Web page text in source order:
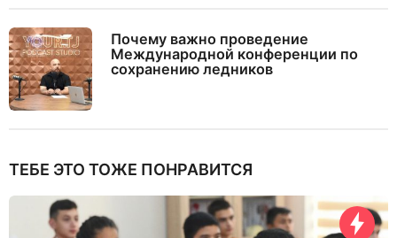
Почему важно проведение
Международной конференции по
сохранению ледников
ТЕБЕ ЭТО ТОЖЕ ПОНРАВИТСЯ